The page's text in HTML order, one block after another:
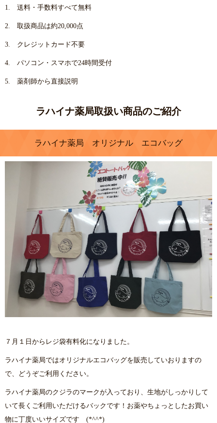
1. 送料・手数料すべて無料
2. 取扱商品は約20,000点
3. クレジットカード不要
4. パソコン・スマホで24時間受付
5. 薬剤師から直接説明
ラハイナ薬局取扱い商品のご紹介
ラハイナ薬局 オリジナル エコバッグ
７月１日からレジ袋有料化になりました。
ラハイナ薬局ではオリジナルエコバッグを販売していおりますの
で、どうぞご利用ください。
ラハイナ薬局のクジラのマークが入っており、生地がしっかりして
いて長くご利用いただけるバックです！お薬やちょっとしたお買い
物に丁度いいサイズです (*^^*)